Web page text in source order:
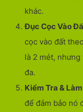
khác.
Đục Cọc Vào
cọc vào đất
là 2 mét,
đa.
Kiểm Tra &
để đảm bảo nó